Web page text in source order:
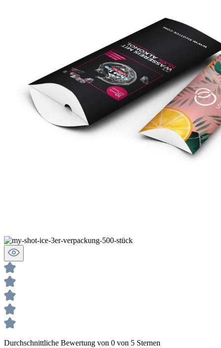
Durchschnittliche Bewertung von 0 von 5 Sternen